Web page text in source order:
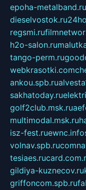
epoha-metalband.ru
dieselvostok.ru
regsmi.ru
h2o-salon.ru
tango-perm.ru
webkrasotki.com
ankou.spb.ru
sakhatoday.ru
golf2club.msk.ru
multimodal.msk.ru
isz-fest.ruewnc.info
volnav.spb.ru
tesiaes.ru
gildiya-kuznecov.ru
griffoncom.spb.ru